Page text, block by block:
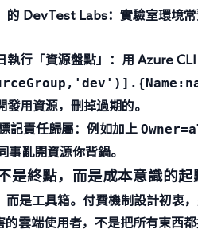
的 DevTest Labs：實驗室環境
執行「資源盤點」
：用 Azure CLI
發用資源，刪掉過期的。
記責任歸屬：例如加上
事亂開資源你背鍋。
是終點，而是成本意識的起
是工具箱。付費機制設計初衷
的雲端使用者，不是把所有東西